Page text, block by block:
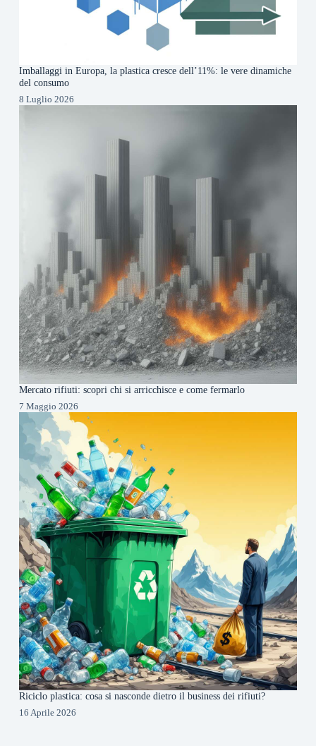
Imballaggi in Europa, la plastica cresce dell’11%: le vere dinamiche
del consumo
8 Luglio 2026
Mercato rifiuti: scopri chi si arricchisce e come fermarlo
7 Maggio 2026
Riciclo plastica: cosa si nasconde dietro il business dei rifiuti?
16 Aprile 2026